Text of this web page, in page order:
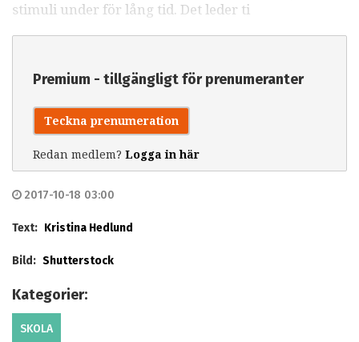
stimuli under för lång tid. Det leder ti
Premium - tillgängligt för prenumeranter
Teckna prenumeration
Redan medlem? Logga in här
2017-10-18 03:00
Text: Kristina Hedlund
Bild: Shutterstock
Kategorier:
SKOLA